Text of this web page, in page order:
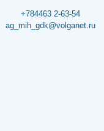
+784463 2-63-54
ag_mih_gdk@volganet.ru